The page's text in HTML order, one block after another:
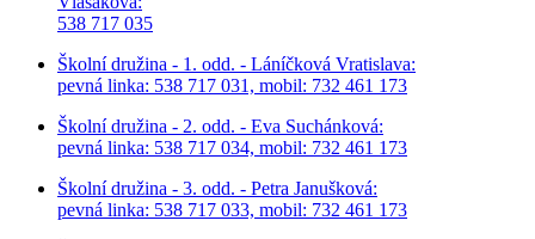
538 717 035
Školní družina - 1. odd. - Láníčková Vratislava:
pevná linka: 538 717 031, mobil: 732 461 173
Školní družina - 2. odd. - Eva Suchánková:
pevná linka: 538 717 034, mobil: 732 461 173
Školní družina - 3. odd. - Petra Janušková:
pevná linka: 538 717 033, mobil: 732 461 173